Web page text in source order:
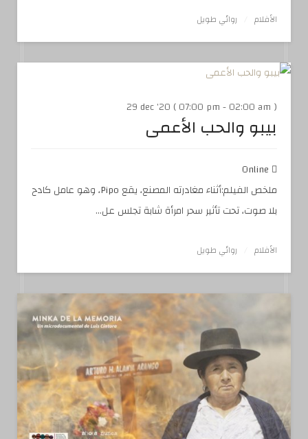
الأفلام روائي طويل
29 dec '20 ( 07:00 pm - 02:00 am )
بيبو والحب الأعمى
ملخص الفيلم:أثناء مغادرته المصنع، يقع Pipo، وهو عامل كادح
بلا صوت، تحت تأثير سحر امرأة شابة تجلس عل...
الأفلام روائي طويل